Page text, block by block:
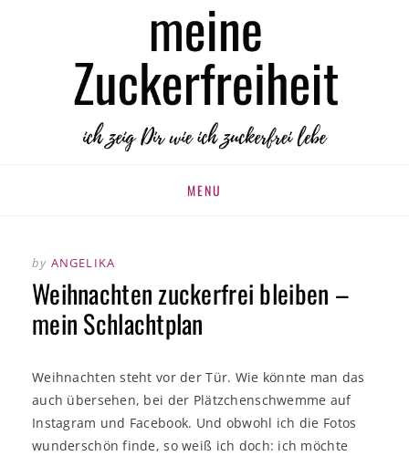
MEINE
ZUCKERFREIHEIT
zuckerfrei leben
MENU
by ANGELIKA
Weihnachten zuckerfrei bleiben –
mein Schlachtplan
Weihnachten steht vor der Tür. Wie könnte man das
auch übersehen, bei der Plätzchenschwemme auf
Instagram und Facebook. Und obwohl ich die Fotos
wunderschön finde, so weiß ich doch: ich möchte